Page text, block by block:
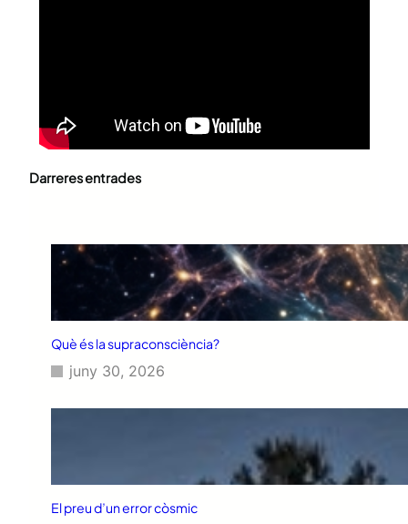
Darreres entrades
Què és la supraconsciència?
juny 30, 2026
El preu d’un error còsmic